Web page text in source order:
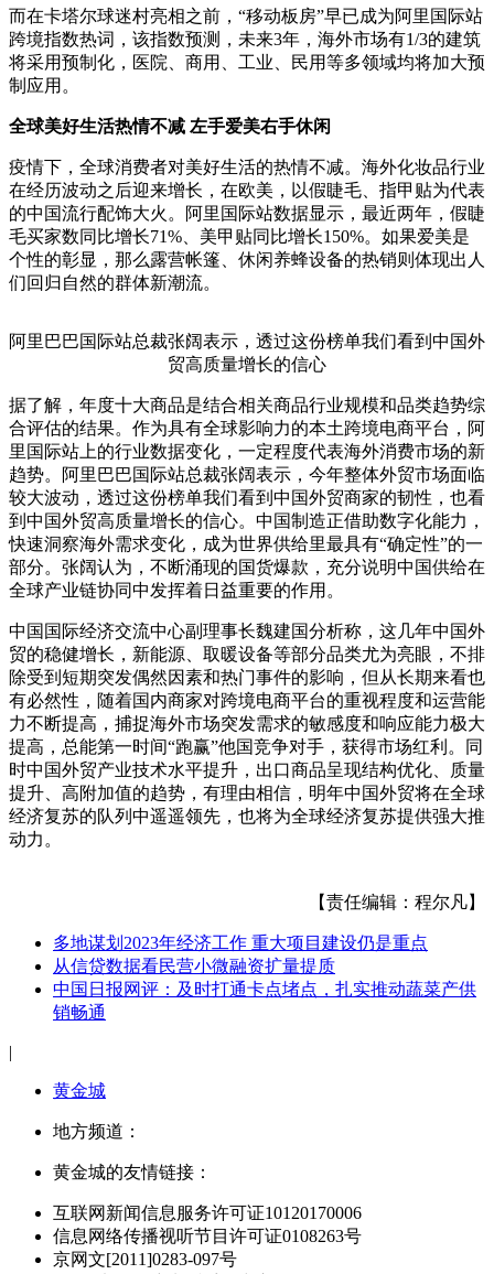
而在卡塔尔球迷村亮相之前，“移动板房”早已成为阿里国际站
跨境指数热词，该指数预测，未来3年，海外市场有1/3的建筑
将采用预制化，医院、商用、工业、民用等多领域均将加大预
制应用。
全球美好生活热情不减 左手爱美右手休闲
疫情下，全球消费者对美好生活的热情不减。海外化妆品行业
在经历波动之后迎来增长，在欧美，以假睫毛、指甲贴为代表
的中国流行配饰大火。阿里国际站数据显示，最近两年，假睫
毛买家数同比增长71%、美甲贴同比增长150%。如果爱美是
个性的彰显，那么露营帐篷、休闲养蜂设备的热销则体现出人
们回归自然的群体新潮流。
阿里巴巴国际站总裁张阔表示，透过这份榜单我们看到中国外
贸高质量增长的信心
据了解，年度十大商品是结合相关商品行业规模和品类趋势综
合评估的结果。作为具有全球影响力的本土跨境电商平台，阿
里国际站上的行业数据变化，一定程度代表海外消费市场的新
趋势。阿里巴巴国际站总裁张阔表示，今年整体外贸市场面临
较大波动，透过这份榜单我们看到中国外贸商家的韧性，也看
到中国外贸高质量增长的信心。中国制造正借助数字化能力，
快速洞察海外需求变化，成为世界供给里最具有“确定性”的一
部分。张阔认为，不断涌现的国货爆款，充分说明中国供给在
全球产业链协同中发挥着日益重要的作用。
中国国际经济交流中心副理事长魏建国分析称，这几年中国外
贸的稳健增长，新能源、取暖设备等部分品类尤为亮眼，不排
除受到短期突发偶然因素和热门事件的影响，但从长期来看也
有必然性，随着国内商家对跨境电商平台的重视程度和运营能
力不断提高，捕捉海外市场突发需求的敏感度和响应能力极大
提高，总能第一时间“跑赢”他国竞争对手，获得市场红利。同
时中国外贸产业技术水平提升，出口商品呈现结构优化、质量
提升、高附加值的趋势，有理由相信，明年中国外贸将在全球
经济复苏的队列中遥遥领先，也将为全球经济复苏提供强大推
动力。
【责任编辑：程尔凡】
多地谋划2023年经济工作 重大项目建设仍是重点
从信贷数据看民营小微融资扩量提质
中国日报网评：及时打通卡点堵点，扎实推动蔬菜产供
销畅通
|
黄金城
地方频道：
黄金城的友情链接：
互联网新闻信息服务许可证10120170006
信息网络传播视听节目许可证0108263号
京网文[2011]0283-097号